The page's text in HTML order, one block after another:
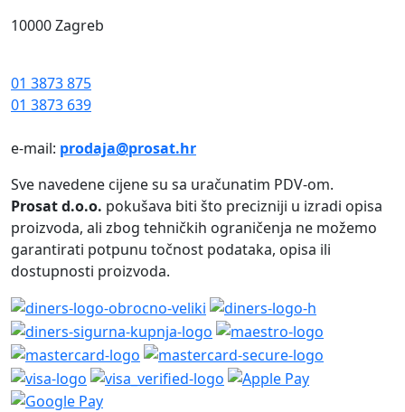
10000 Zagreb
01 3873 875
01 3873 639
e-mail: prodaja@prosat.hr
Sve navedene cijene su sa uračunatim PDV-om.
Prosat d.o.o. pokušava biti što precizniji u izradi opisa
proizvoda, ali zbog tehničkih ograničenja ne možemo
garantirati potpunu točnost podataka, opisa ili
dostupnosti proizvoda.